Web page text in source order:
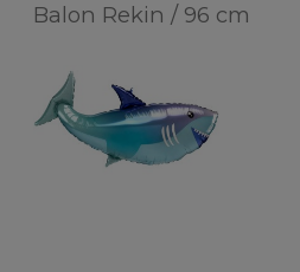
Balon Rekin / 96 cm